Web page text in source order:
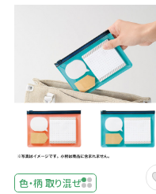
色・柄 取り混ぜ